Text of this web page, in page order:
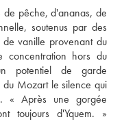
de pêche, d'ananas, de
soutenus par des
vanille provenant du
concentration hors du
potentiel de garde
Mozart le silence qui
« Après une gorgée
toujours d'Yquem. »